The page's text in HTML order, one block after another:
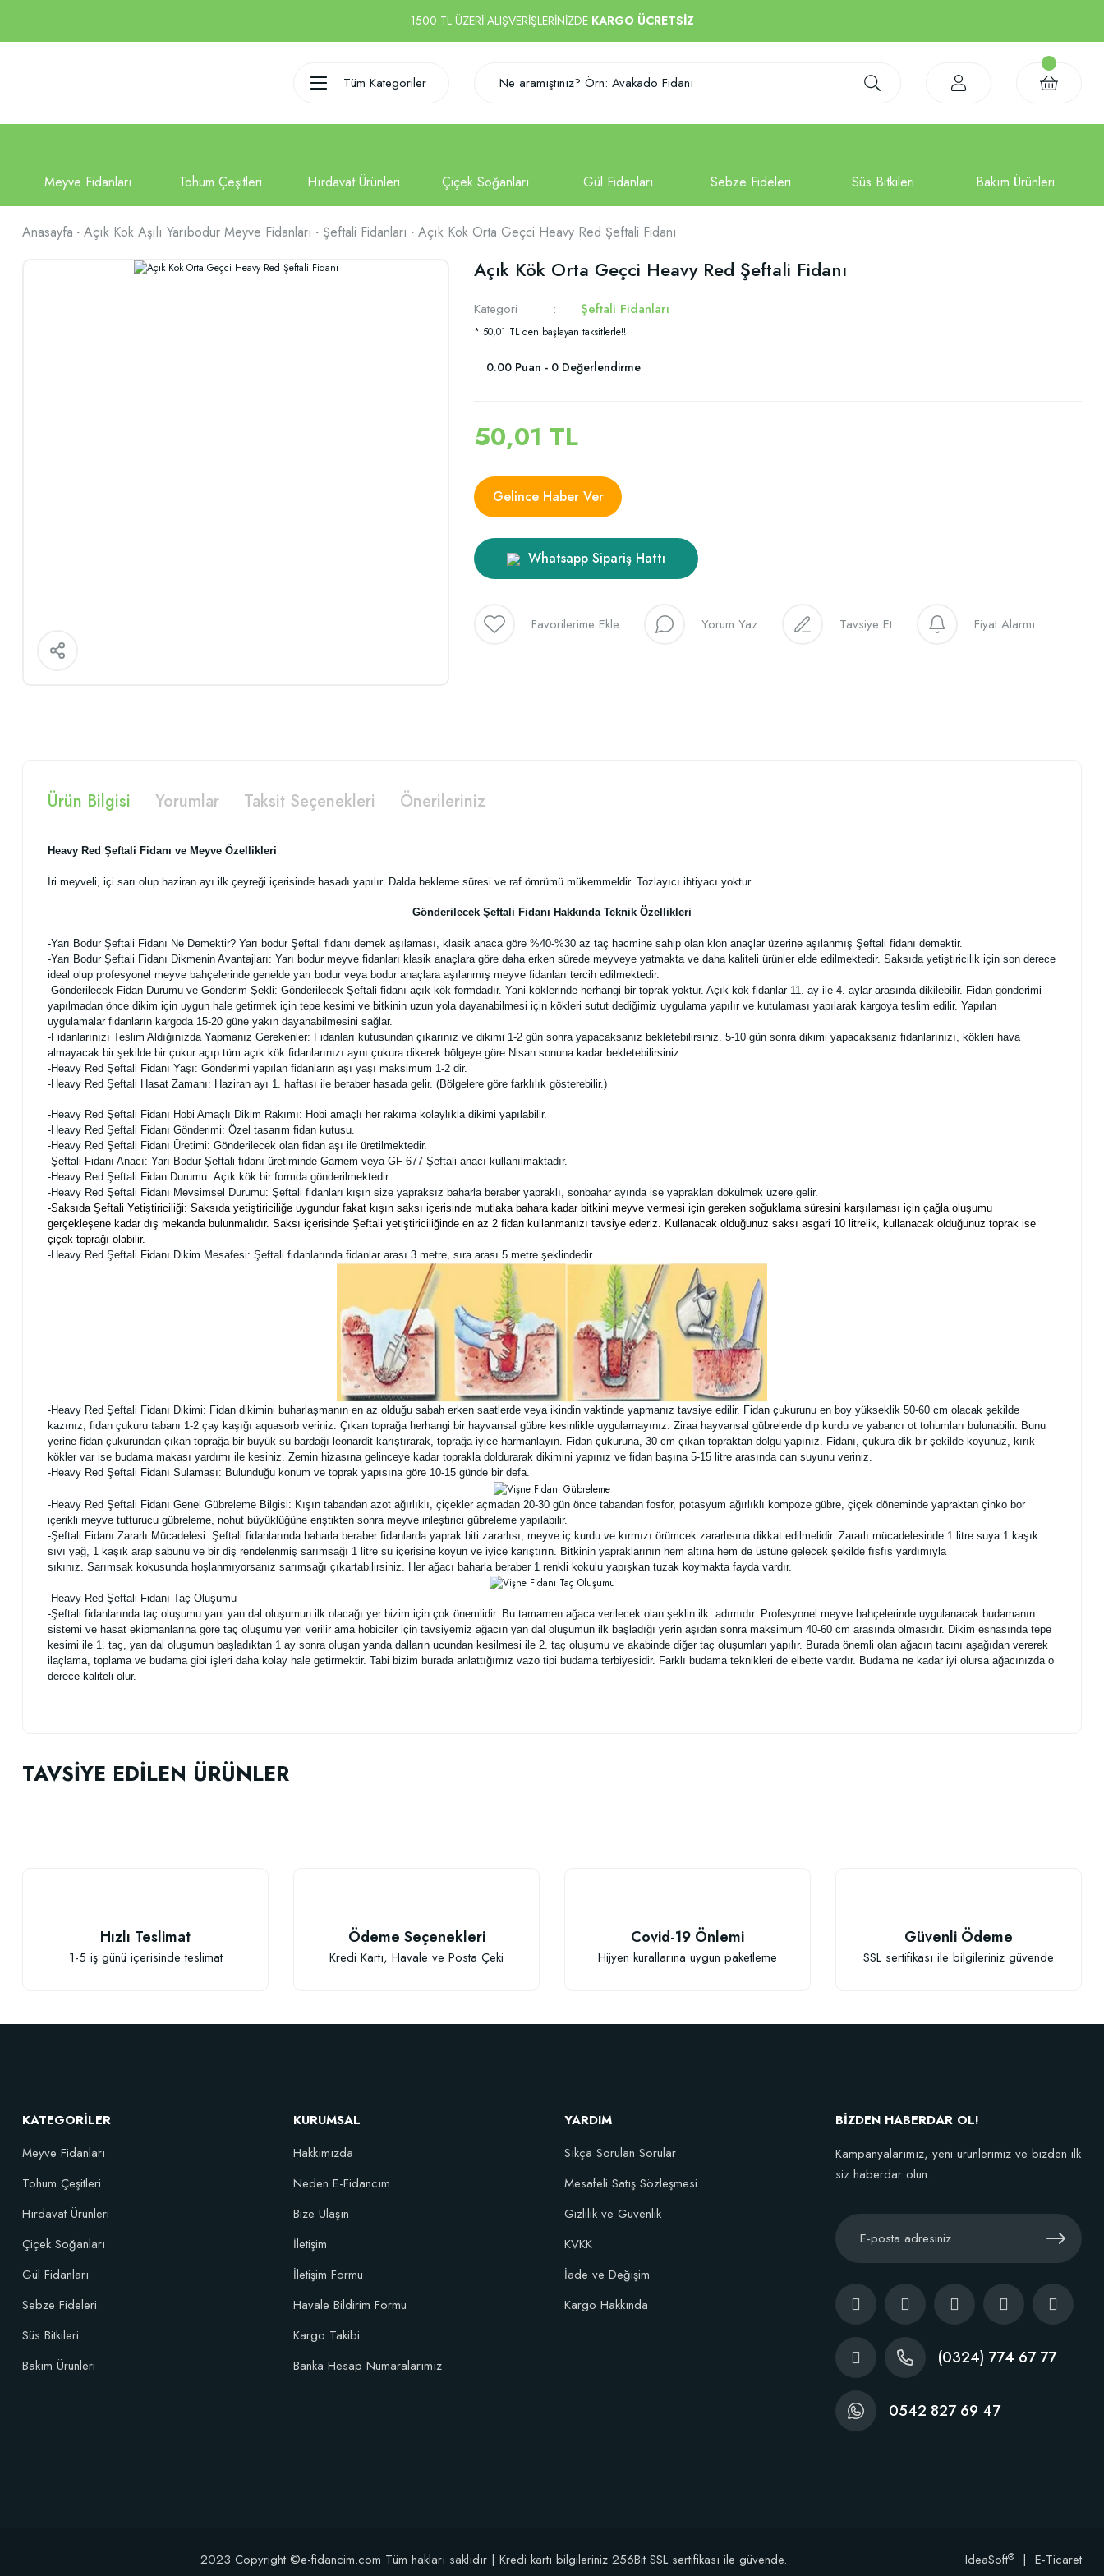
1500 TL ÜZERİ ALIŞVERİŞLERİNİZDE KARGO ÜCRETSİZ
Tüm Kategoriler
Anasayfa Açık Kök Aşılı Yarıbodur Meyve Fidanları Şeftali Fidanları Açık Kök Orta Geçci Heavy Red Şeftali Fidanı
Açık Kök Orta Geçci Heavy Red Şeftali Fidanı
Kategori Şeftali Fidanları
* 50,01 TL den başlayan taksitlerle!!
0.00 Puan - 0 Değerlendirme
50,01 TL
Gelince Haber Ver
Whatsapp Sipariş Hattı
Yorum Yaz Tavsiye Et Fiyat Alarmı
Ürün Bilgisi Yorumlar Taksit Seçenekleri Önerileriniz
Heavy Red Şeftali Fidanı ve Meyve Özellikleri
İri meyveli, içi sarı olup haziran ayı ilk çeyreği içerisinde hasadı yapılır. Dalda bekleme süresi ve raf ömrümü mükemmeldir. Tozlayıcı ihtiyacı yoktur.
Gönderilecek Şeftali Fidanı Hakkında Teknik Özellikleri
-Yarı Bodur Şeftali Fidanı Ne Demektir? Yarı bodur Şeftali fidanı demek aşılaması, klasik anaca göre %40-%30 az taç hacmine sahip olan klon anaçlar üzerine aşılanmış Şeftali fidanı demektir.
-Yarı Bodur Şeftali Fidanı Dikmenin Avantajları: Yarı bodur meyve fidanları klasik anaçlara göre daha erken sürede meyveye yatmakta ve daha kaliteli ürünler elde edilmektedir. Saksıda yetiştiricilik için son derece
ideal olup profesyonel meyve bahçelerinde genelde yarı bodur veya bodur anaçlara aşılanmış meyve fidanları tercih edilmektedir.
-Gönderilecek Fidan Durumu ve Gönderim Şekli: Gönderilecek Şeftali fidanı açık kök formdadır. Yani köklerinde herhangi bir toprak yoktur. Açık kök fidanlar 11. ay ile 4. aylar arasında dikilebilir. Fidan gönderimi
yapılmadan önce dikim için uygun hale getirmek için tepe kesimi ve bitkinin uzun yola dayanabilmesi için kökleri sutut dediğimiz uygulama yapılır ve kutulaması yapılarak kargoya teslim edilir. Yapılan
uygulamalar fidanların kargoda 15-20 güne yakın dayanabilmesini sağlar.
-Fidanlarınızı Teslim Aldığınızda Yapmanız Gerekenler: Fidanları kutusundan çıkarınız ve dikimi 1-2 gün sonra yapacaksanız bekletebilirsiniz. 5-10 gün sonra dikimi yapacaksanız fidanlarınızı, kökleri hava
almayacak bir şekilde bir çukur açıp tüm açık kök fidanlarınızı aynı çukura dikerek bölgeye göre Nisan sonuna kadar bekletebilirsiniz.
-Heavy Red Şeftali Fidanı Yaşı: Gönderimi yapılan fidanların aşı yaşı maksimum 1-2 dir.
-Heavy Red Şeftali Hasat Zamanı: Haziran ayı 1. haftası ile beraber hasada gelir. (Bölgelere göre farklılık gösterebilir.)
-Heavy Red Şeftali Fidanı Hobi Amaçlı Dikim Rakımı: Hobi amaçlı her rakıma kolaylıkla dikimi yapılabilir.
-Heavy Red Şeftali Fidanı Gönderimi: Özel tasarım fidan kutusu.
-Heavy Red Şeftali Fidanı Üretimi: Gönderilecek olan fidan aşı ile üretilmektedir.
-Şeftali Fidanı Anacı: Yarı Bodur Şeftali fidanı üretiminde Garnem veya GF-677 Şeftali anacı kullanılmaktadır.
-Heavy Red Şeftali Fidan Durumu: Açık kök bir formda gönderilmektedir.
-Heavy Red Şeftali Fidanı Mevsimsel Durumu: Şeftali fidanları kışın size yapraksız baharla beraber yapraklı, sonbahar ayında ise yaprakları dökülmek üzere gelir.
-Saksıda Şeftali Yetiştiriciliği: Saksıda yetiştiriciliğe uygundur fakat kışın saksı içerisinde mutlaka bahara kadar bitkini meyve vermesi için gereken soğuklama süresini karşılaması için çağla oluşumu
gerçekleşene kadar dış mekanda bulunmalıdır. Saksı içerisinde Şeftali yetiştiriciliğinde en az 2 fidan kullanmanızı tavsiye ederiz. Kullanacak olduğunuz saksı asgari 10 litrelik, kullanacak olduğunuz toprak ise
çiçek toprağı olabilir.
-Heavy Red Şeftali Fidanı Dikim Mesafesi: Şeftali fidanlarında fidanlar arası 3 metre, sıra arası 5 metre şeklindedir.
-Heavy Red Şeftali Fidanı Dikimi: Fidan dikimini buharlaşmanın en az olduğu sabah erken saatlerde veya ikindin vaktinde yapmanız tavsiye edilir. Fidan çukurunu en boy yükseklik 50-60 cm olacak şekilde
kazınız, fidan çukuru tabanı 1-2 çay kaşığı aquasorb veriniz. Çıkan toprağa herhangi bir hayvansal gübre kesinlikle uygulamayınız. Ziraa hayvansal gübrelerde dip kurdu ve yabancı ot tohumları bulunabilir. Bunu
yerine fidan çukurundan çıkan toprağa bir büyük su bardağı leonardit karıştırarak, toprağa iyice harmanlayın. Fidan çukuruna, 30 cm çıkan topraktan dolgu yapınız. Fidanı, çukura dik bir şekilde koyunuz, kırık
kökler var ise budama makası yardımı ile kesiniz. Zemin hizasına gelinceye kadar toprakla doldurarak dikimini yapınız ve fidan başına 5-15 litre arasında can suyunu veriniz.
-Heavy Red Şeftali Fidanı Sulaması: Bulunduğu konum ve toprak yapısına göre 10-15 günde bir defa.
-Heavy Red Şeftali Fidanı Genel Gübreleme Bilgisi: Kışın tabandan azot ağırlıklı, çiçekler açmadan 20-30 gün önce tabandan fosfor, potasyum ağırlıklı kompoze gübre, çiçek döneminde yapraktan çinko bor
içerikli meyve tutturucu gübreleme, nohut büyüklüğüne eriştikten sonra meyve irileştirici gübreleme yapılabilir.
-Şeftali Fidanı Zararlı Mücadelesi: Şeftali fidanlarında baharla beraber fidanlarda yaprak biti zararlısı, meyve iç kurdu ve kırmızı örümcek zararlısına dikkat edilmelidir. Zararlı mücadelesinde 1 litre suya 1 kaşık
sıvı yağ, 1 kaşık arap sabunu ve bir diş rendelenmiş sarımsağı 1 litre su içerisine koyun ve iyice karıştırın. Bitkinin yapraklarının hem altına hem de üstüne gelecek şekilde fısfıs yardımıyla
sıkınız. Sarımsak kokusunda hoşlanmıyorsanız sarımsağı çıkartabilirsiniz. Her ağacı baharla beraber 1 renkli kokulu yapışkan tuzak koymakta fayda vardır.
-Heavy Red Şeftali Fidanı Taç Oluşumu
-Şeftali fidanlarında taç oluşumu yani yan dal oluşumun ilk olacağı yer bizim için çok önemlidir. Bu tamamen ağaca verilecek olan şeklin ilk adımıdır. Profesyonel meyve bahçelerinde uygulanacak budamanın
sistemi ve hasat ekipmanlarına göre taç oluşumu yeri verilir ama hobiciler için tavsiyemiz ağacın yan dal oluşumun ilk başladığı yerin aşıdan sonra maksimum 40-60 cm arasında olmasıdır. Dikim esnasında tepe
kesimi ile 1. taç, yan dal oluşumun başladıktan 1 ay sonra oluşan yanda dalların ucundan kesilmesi ile 2. taç oluşumu ve akabinde diğer taç oluşumları yapılır. Burada önemli olan ağacın tacını aşağıdan vererek
ilaçlama, toplama ve budama gibi işleri daha kolay hale getirmektir. Tabi bizim burada anlattığımız vazo tipi budama terbiyesidir. Farklı budama teknikleri de elbette vardır. Budama ne kadar iyi olursa ağacınızda o
derece kaliteli olur.
TAVSİYE EDİLEN ÜRÜNLER
Özel Karışım Fidan Tutma Yüzdesini Arttıran Organik Dikim Gübresi (10 fidan için)
TÜKENDI
152,75 TL
Hızlı Teslimat
1-5 iş günü içerisinde teslimat
Ödeme Seçenekleri
Kredi Kartı, Havale ve Posta Çeki
Covid-19 Önlemi
Hijyen kurallarına uygun paketleme
Güvenli Ödeme
SSL sertifikası ile bilgileriniz güvende
KATEGORİLER
Meyve Fidanları
Tohum Çeşitleri
Hırdavat Ürünleri
Çiçek Soğanları
Gül Fidanları
Sebze Fideleri
Süs Bitkileri
Bakım Ürünleri
KURUMSAL
Hakkımızda
Neden E-Fidancım
Bize Ulaşın
İletişim
İletişim Formu
Havale Bildirim Formu
Kargo Takibi
Banka Hesap Numaralarımız
YARDIM
Sıkça Sorulan Sorular
Mesafeli Satış Sözleşmesi
Gizlilik ve Güvenlik
KVKK
İade ve Değişim
Kargo Hakkında
BİZDEN HABERDAR OL!
Kampanyalarımız, yeni ürünlerimiz ve bizden ilk
siz haberdar olun.
(0324) 774 67 77
0542 827 69 47
2023 Copyright ©e-fidancim.com Tüm hakları saklıdır | Kredi kartı bilgileriniz 256Bit SSL sertifikası ile güvende. IdeaSoft® | E-Ticaret